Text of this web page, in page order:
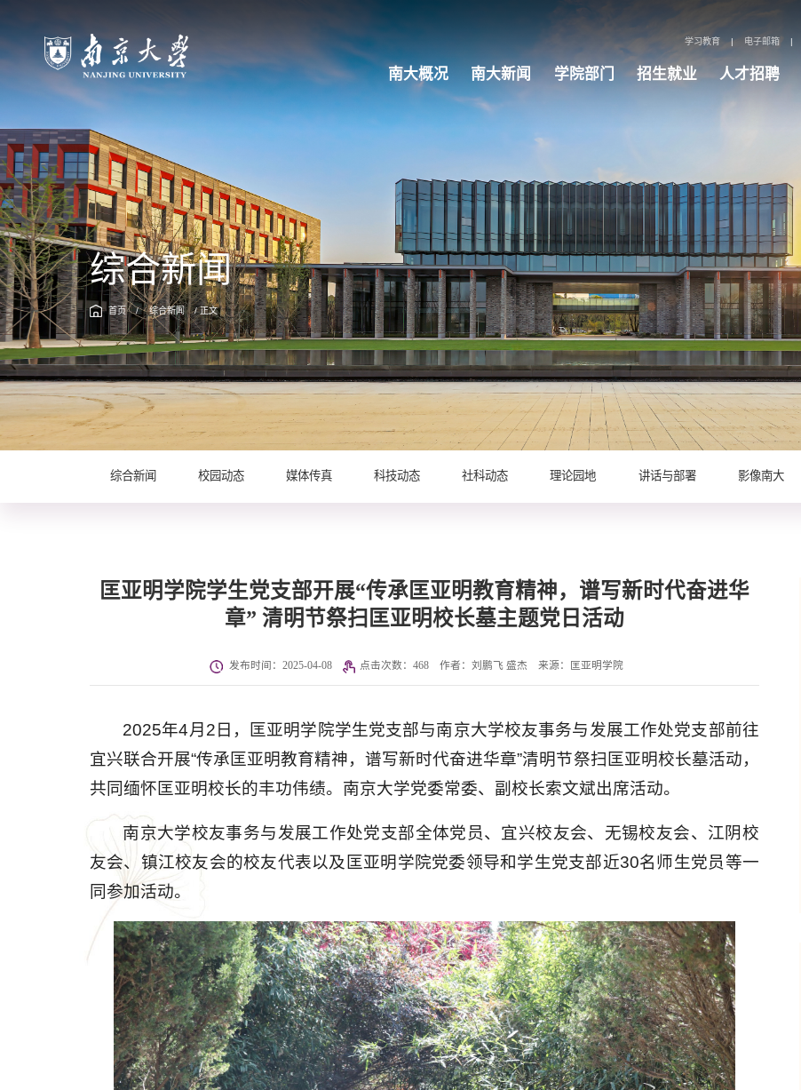
学习教育 | 电子邮箱 |
南大概况 南大新闻 学院部门 招生就业 人才招聘
综合新闻
首页 / 综合新闻 / 正文
综合新闻 校园动态 媒体传真 科技动态 社科动态 理论园地 讲话与部署 影像南大
匡亚明学院学生党支部开展“传承匡亚明教育精神，谱写新时代奋进华
章” 清明节祭扫匡亚明校长墓主题党日活动
发布时间：2025-04-08 点击次数： 468 作者：刘鹏飞 盛杰 来源：匡亚明学院
2025年4月2日，匡亚明学院学生党支部与南京大学校友事务与发展工作处党支部前往
宜兴联合开展“传承匡亚明教育精神，谱写新时代奋进华章”清明节祭扫匡亚明校长墓活动，
共同缅怀匡亚明校长的丰功伟绩。南京大学党委常委、副校长索文斌出席活动。
南京大学校友事务与发展工作处党支部全体党员、宜兴校友会、无锡校友会、江阴校
友会、镇江校友会的校友代表以及匡亚明学院党委领导和学生党支部近30名师生党员等一
同参加活动。